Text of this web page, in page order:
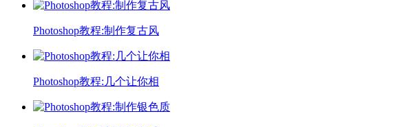
Photoshop教程:制作复古风
Photoshop教程:几个让你相